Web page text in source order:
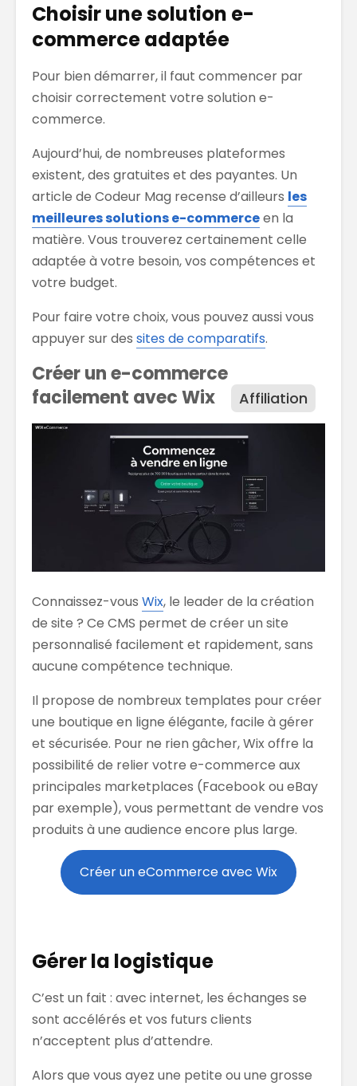
Choisir une solution e-
commerce adaptée
Pour bien démarrer, il faut commencer par
choisir correctement votre solution e-
commerce.
Aujourd’hui, de nombreuses plateformes
existent, des gratuites et des payantes. Un
article de Codeur Mag recense d’ailleurs les
meilleures solutions e-commerceen la
matière. Vous trouverez certainement celle
adaptée à votre besoin, vos compétences et
votre budget.
Pour faire votre choix, vous pouvez aussi vous
appuyer sur des sites de comparatifs.
Créer un e-commerce
facilement avec Wix
Affiliation
Connaissez-vous Wix, le leader de la création
de site ? Ce CMS permet de créer un site
personnalisé facilement et rapidement, sans
aucune compétence technique.
Il propose de nombreux templates pour créer
une boutique en ligne élégante, facile à gérer
et sécurisée. Pour ne rien gâcher, Wix offre la
possibilité de relier votre e-commerce aux
principales marketplaces (Facebook ou eBay
par exemple), vous permettant de vendre vos
produits à une audience encore plus large.
Créer un eCommerce avec Wix
Gérer la logistique
C’est un fait : avec internet, les échanges se
sont accélérés et vos futurs clients
n’acceptent plus d’attendre.
Alors que vous ayez une petite ou une grosse